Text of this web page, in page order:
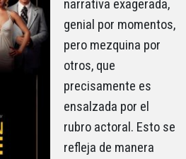
narrativa exagerada,
genial por momentos,
pero mezquina por
otros, que
precisamente es
ensalzada por el
rubro actoral. Esto se
refleja de manera